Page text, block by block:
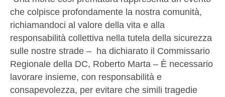
che colpisce profondamente la nostra comunità,
richiamandoci al valore della vita e alla
responsabilità collettiva nella tutela della sicurezza
sulle nostre strade – ha dichiarato il Commissario
Regionale della DC, Roberto Marta – È necessario
lavorare insieme, con responsabilità e
consapevolezza, per evitare che simili tragedie